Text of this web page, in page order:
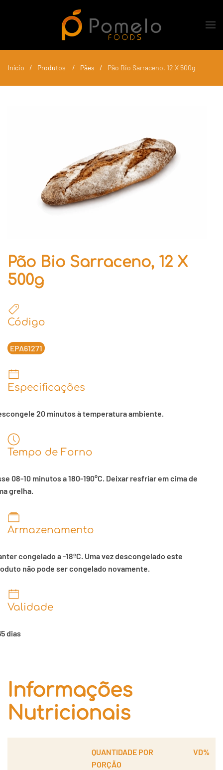
Skip to main content
Início Produtos Pães Pão Bio Sarraceno, 12 X 500g
Pão Bio Sarraceno, 12 X
500g
Código
EPA61271
Especificações
20 minutos à temperatura ambiente.
Tempo de Forno
08-10 minutos a 180-190°C. Deixar resfriar em cima de
grelha.
Armazenamento
congelado a -18ºC. Uma vez descongelado este
não pode ser congelado novamente.
Validade
dias
Informações
Nutricionais
QUANTIDADE POR
PORÇÃO
VD%